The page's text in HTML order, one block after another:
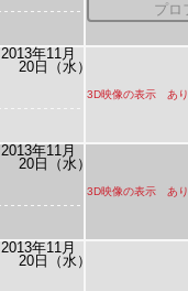
プロ
2013年11月
20日（水）
3D映像の表示 あり
2013年11月
20日（水）
3D映像の表示 あり
2013年11月
20日（水）